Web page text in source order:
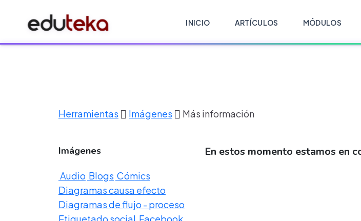
INICIO ARTÍCULOS MÓDULOS
Herramientas Imágenes Más información
Imágenes
Audio Blogs Cómics
Diagramas causa efecto
Diagramas de flujo - proceso
En estos momento estamos en